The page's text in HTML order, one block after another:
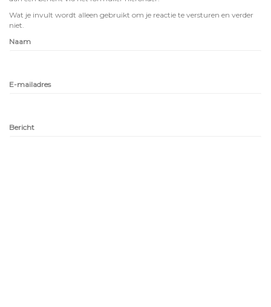
Wat je invult wordt alleen gebruikt om je reactie te versturen en verder
niet.
Naam
E-mailadres
Bericht